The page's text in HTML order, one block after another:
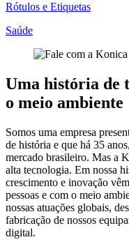
Rótulos e Etiquetas
Saúde
Uma história de
o meio ambiente
Somos uma empresa
de história e que há 35
mercado brasileiro. Mas a
alta tecnologia. Em nossa
crescimento e inovação
pessoas e com o meio
nossas atuações globais,
fabricação de nossos
digital.